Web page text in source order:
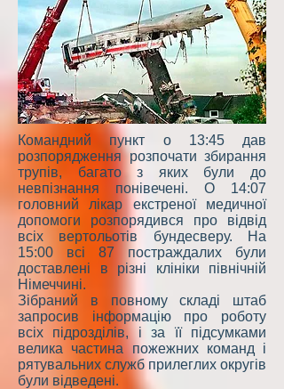
Командний пункт о 13:45 дав
розпорядження розпочати збирання
трупів, багато з яких були до
невпізнання понівечені. О 14:07
головний лікар екстреної медичної
допомоги розпорядився про відвід
всіх вертольотів бундесверу. На
15:00 всі 87 постраждалих були
доставлені в різні клініки північній
Німеччині.
Зібраний в повному складі штаб
запросив інформацію про роботу
всіх підрозділів, і за її підсумками
велика частина пожежних команд і
рятувальних служб прилеглих округів
були відведені.